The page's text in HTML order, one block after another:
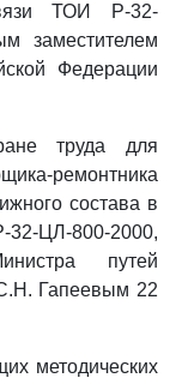
ТОИ Р-32-
заместителем
Федерации
труда для
ремонтника
состава в
ЦЛ-800-2000,
путей
Гапеевым 22
методических